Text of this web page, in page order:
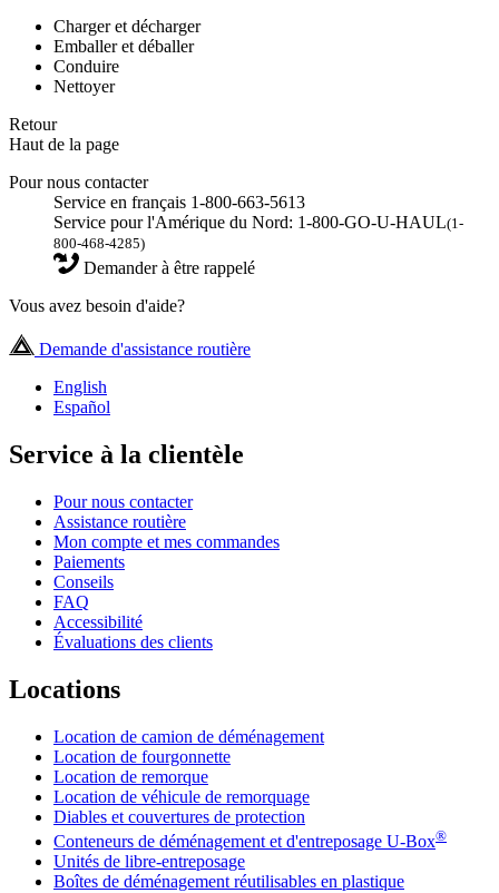
Charger et décharger
Emballer et déballer
Conduire
Nettoyer
Retour
Haut de la page
Pour nous contacter
Service en français 1-800-663-5613
Service pour l'Amérique du Nord: 1-800-GO-U-HAUL(1-
800-468-4285)
Demander à être rappelé
Vous avez besoin d'aide?
Demande d'assistance routière
English
Español
Service à la clientèle
Pour nous contacter
Assistance routière
Mon compte et mes commandes
Paiements
Conseils
FAQ
Accessibilité
Évaluations des clients
Locations
Location de camion de déménagement
Location de fourgonnette
Location de remorque
Location de véhicule de remorquage
Diables et couvertures de protection
Conteneurs de déménagement et d'entreposage U-Box®
Unités de libre-entreposage
Boîtes de déménagement réutilisables en plastique